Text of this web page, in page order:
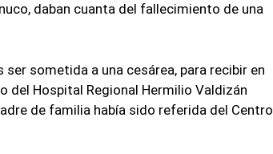
daban cuanta del fallecimiento de una
sometida a una cesárea, para recibir en
del Hospital Regional Hermilio Valdizán
de familia había sido referida del Centro